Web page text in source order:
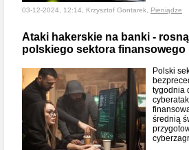
03-12-2024, 12:14, Krzysztof Gontarek, Pieniądze
Ataki hakerskie na banki -
polskiego sektora finansowego
Polski
tygodnia
średnią